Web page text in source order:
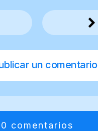
un comentario
0 comentarios